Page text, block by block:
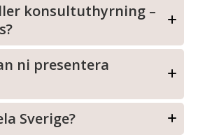
konsultuthyrning –
ni presentera
Sverige?